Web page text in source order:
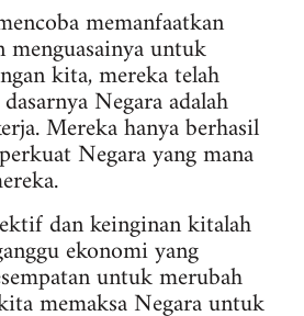
memanfaatkan
menguasainya untuk
kita, mereka telah
Negara adalah
Mereka hanya berhasil
Negara yang mana
dan keinginan kitalah
ekonomi yang
untuk merubah
memaksa Negara untuk